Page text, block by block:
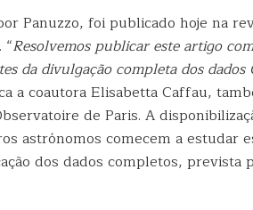
Panuzzo, foi publicado hoje na
. “Resolvemos publicar este artigo
da divulgação completa dos dados
a coautora Elisabetta Caffau,
de Paris. A
astrónomos comecem a estudar
dos dados completos, prevista